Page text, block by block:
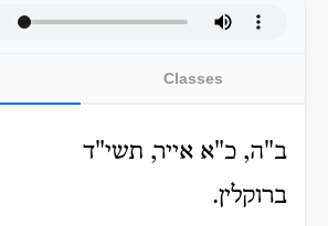
Classes
ב"ה, כ"א אייר, תשי"ד
ברוקלין.